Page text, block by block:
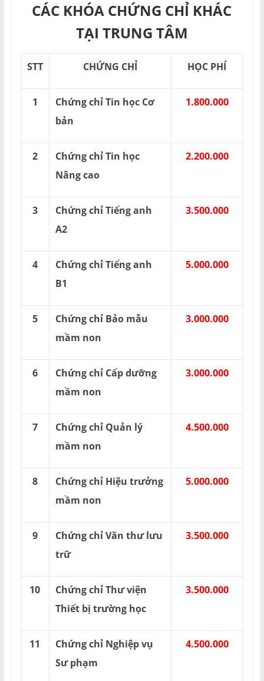
CÁC KHÓA CHỨNG CHỈ KHÁC
TẠI TRUNG TÂM
STT CHỨNG CHỈ HỌC PHÍ
1
Chứng chỉ Tin học Cơ
bản
1.800.000
2
Chứng chỉ Tin học
Nâng cao
2.200.000
3
Chứng chỉ Tiếng anh
A2
3.500.000
4
Chứng chỉ Tiếng anh
B1
5.000.000
5
Chứng chỉ Bảo mẫu
mầm non
3.000.000
6
Chứng chỉ Cấp dưỡng
mầm non
3.000.000
7
Chứng chỉ Quản lý
mầm non
4.500.000
8
Chứng chỉ Hiệu trưởng
mầm non
5.000.000
9
Chứng chỉ Văn thư lưu
trữ
3.500.000
10
Chứng chỉ Thư viện
Thiết bị trường học
3.500.000
11
Chứng chỉ Nghiệp vụ
Sư phạm
4.500.000